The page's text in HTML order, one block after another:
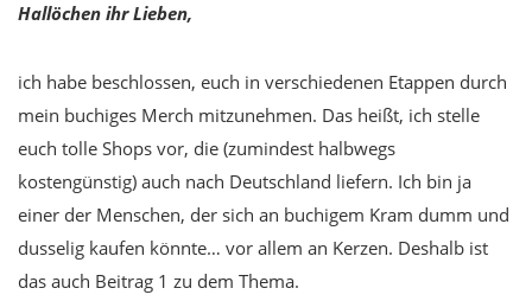
Hallöchen ihr Lieben,
ich habe beschlossen, euch in verschiedenen Etappen durch
mein buchiges Merch mitzunehmen. Das heißt, ich stelle
euch tolle Shops vor, die (zumindest halbwegs
kostengünstig) auch nach Deutschland liefern. Ich bin ja
einer der Menschen, der sich an buchigem Kram dumm und
dusselig kaufen könnte… vor allem an Kerzen. Deshalb ist
das auch Beitrag 1 zu dem Thema.